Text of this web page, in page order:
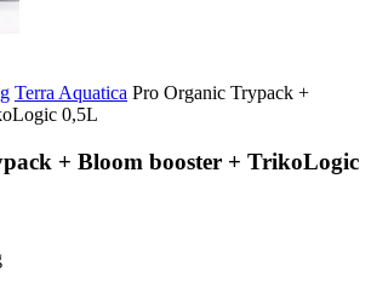
Terra Aquatica Pro Organic Trypack +
0,5L
+ Bloom booster + TrikoLogic